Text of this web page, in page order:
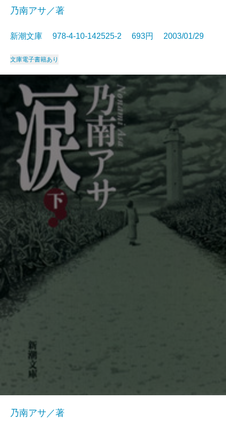
乃南アサ／著
新潮文庫 978-4-10-142525-2 693円 2003/01/29
文庫電子書籍あり
乃南アサ／著